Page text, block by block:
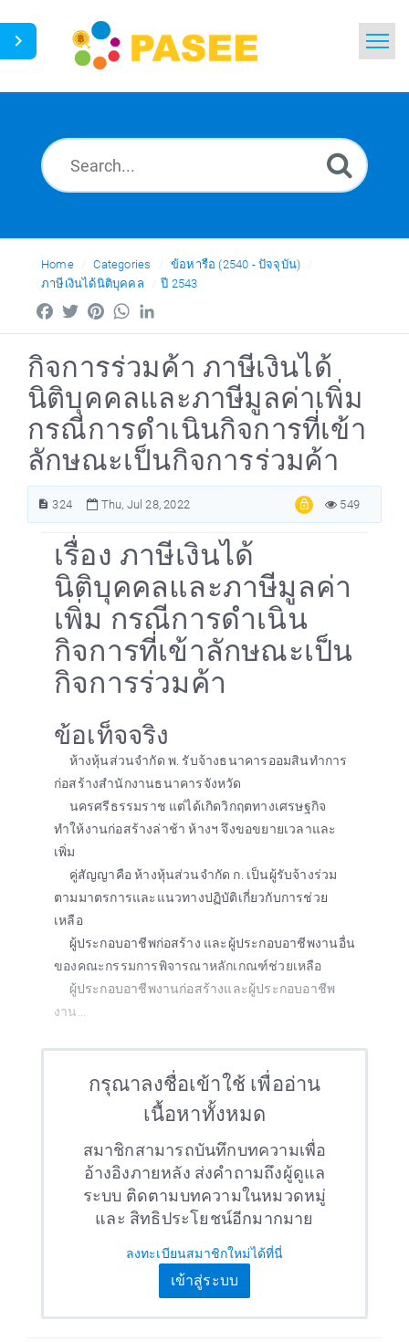
News
Ask a Question
Home Categories
ข้อหารือ (2540 - ปัจจุบัน)
ภาษีเงินได้นิติบุคคล
ปี 2543
FacebookTwitterPinterestWhatsApp
กิจการร่วมค้า ภาษีเงินได้
นิติบุคคลและภาษีมูลค่าเพิ่ม
กรณีการดำเนินกิจการที่เข้า
ลักษณะเป็นกิจการร่วมค้า
324 Thu, Jul 28, 2022 549
เรื่อง ภาษีเงินได้
นิติบุคคลและภาษีมูลค่า
เพิ่ม กรณีการดำเนิน
กิจการที่เข้าลักษณะเป็น
กิจการร่วมค้า
ข้อเท็จจริง
ห้างหุ้นส่วนจำกัด พ. รับจ้างธนาคารออมสินทำการ
ก่อสร้างสำนักงานธนาคารจังหวัด
นครศรีธรรมราช แต่ได้เกิดวิกฤตทางเศรษฐกิจ
ทำให้งานก่อสร้างล่าช้า ห้างฯ จึงขอขยายเวลาและ
เพิ่ม
คู่สัญญาคือ ห้างหุ้นส่วนจำกัด ก. เป็นผู้รับจ้างร่วม
ตามมาตรการและแนวทางปฏิบัติเกี่ยวกับการช่วย
เหลือ
ผู้ประกอบอาชีพก่อสร้าง และผู้ประกอบอาชีพงานอื่น
ของคณะกรรมการพิจารณาหลักเกณฑ์ช่วยเหลือ
ผู้ประกอบอาชีพงานก่อสร้างและผู้ประกอบอาชีพ
งาน...
กรุณาลงชื่อเข้าใช้ เพื่ออ่าน
เนื้อหาทั้งหมด
สมาชิกสามารถบันทึกบทความเพื่อ
อ้างอิงภายหลัง ส่งคำถามถึงผู้ดูแล
ระบบ ติดตามบทความในหมวดหมู่
และ สิทธิประโยชน์อีกมากมาย
ลงทะเบียนสมาชิกใหม่ได้ที่นี่
เข้าสู่ระบบ